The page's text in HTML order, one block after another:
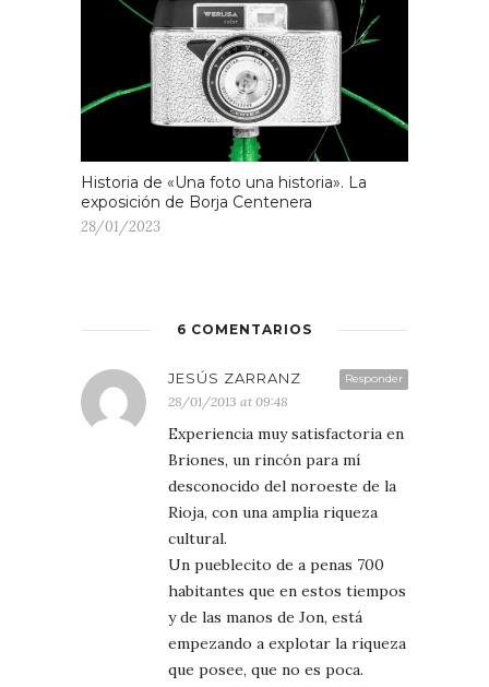
Historia de «Una foto una historia». La
exposición de Borja Centenera
28/01/2023
6 COMENTARIOS
Responder
JESÚS ZARRANZ
28/01/2013 at 09:48
Experiencia muy satisfactoria en
Briones, un rincón para mí
desconocido del noroeste de la
Rioja, con una amplia riqueza
cultural.
Un pueblecito de a penas 700
habitantes que en estos tiempos
y de las manos de Jon, está
empezando a explotar la riqueza
que posee, que no es poca.